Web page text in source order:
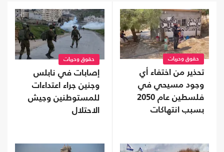
حقوق وحريات
تحذير من اختفاء أي
وجود مسيحي في
فلسطين عام 2050
بسبب انتهاكات
حقوق وحريات
إصابات في نابلس
وجنين جراء اعتداءات
للمستوطنين وجيش
الاحتلال